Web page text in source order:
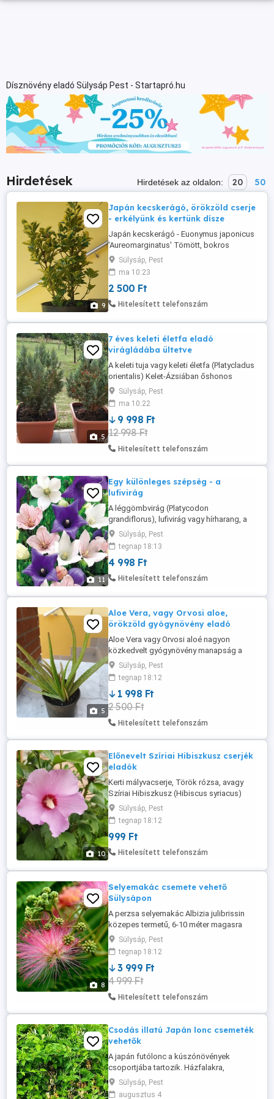
Dísznövény eladó Sülysáp Pest - Startapró.hu
Hirdetések Hirdetések az oldalon: 20 50
9
Japán kecskerágó, örökzöld cserje
- erkélyünk és kertünk dísze
Japán kecskerágó - Euonymus japonicus
'Aureomarginatus' Tömött, bokros
megjelenésű, felfelé törő, sűrű elágazású
örökzöld cserje, amelynek kifejlett
magassága kb. 1, 5 - 2 méter. 1. A
sárgászöld levelű fajta levelei fényesek,
széles-kerekdedek, szélük csipkézett. A
Sülysáp, Pest
ma 10:23
2 500 Ft
Hitelesített telefonszám
5
7 éves keleti életfa eladó
virágládába ültetve
A keleti tuja vagy keleti életfa (Platycladus
orientalis) Kelet-Ázsiában őshonos
nagyobb örökzöld cserje, vagy kis
termetű fa. Metszéssel jól alakítható ezért
sövénynek is kiváló. Max. magassága
termőhelytől függően 5-10 méter lehet.
Koronája szabályos ovális, ágrendszere
sűrű, idősebb korában nyitottabbá ...
Sülysáp, Pest
ma 10:22
9 998 Ft
12 998 Ft
Hitelesített telefonszám
11
Egy különleges szépség - a
lufivirág
A léggömbvirág (Platycodon
grandiflorus), lufivirág vagy hírharang, a
harangvirágfélék családba tartozó évelő
növény, amelynek jellegzetes bimbói úgy
néznek ki, mint a szétpukkanni készülő
lufik - innen ered a köznapi elnevezése: a
léggömbvirág. Vadon élő növényként
félszigeten ...
Sülysáp, Pest
tegnap 18:13
4 998 Ft
Hitelesített telefonszám
5
Aloe Vera, vagy Orvosi aloe,
örökzöld gyógynövény eladó
Aloe Vera vagy Orvosi aloé nagyon
közkedvelt gyógynövény manapság a
jótékony hatású nedveinek köszönhetően.
Számtalan kozmetikai termékben
felhasználják, mert hatásos a bőr
regenerálásában, gyógyításában, sőt
italok, juice-okban is megtalálható már.
Nagy előnye, hogy otthoni körülmények
között is könnyen ...
Sülysáp, Pest
tegnap 18:12
1 998 Ft
2 500 Ft
Hitelesített telefonszám
10
Előnevelt Szíriai Hibiszkusz cserjék
eladók
Kerti mályvacserje, Török rózsa, avagy
Szíriai Hibiszkusz (Hibiscus syriacus)
előnevelt cserjék eladók. A helyben nevelt
növények már 2 éves koruktól, júliustól
virágoznak, fehér, rózsaszín és lila színű
virágokkal, s ezek különböző
variációiban, ahogy a képeken látszik.
Sülysáp, Pest
tegnap 18:12
999 Ft
Hitelesített telefonszám
8
Selyemakác csemete vehető
Sülysápon
A perzsa selyemakác Albizia julibrissin
közepes termetű, 6-10 méter magasra
növő, különleges megjelenésű, ernyős
koronájú, lombhullató díszfa. Ázsiában,
Perzsiától Japánig nagy területen honos.
Különlegessége, hogy virágai vonzzák a
rovarokat, méheket és pillangókat, így
valóban élettel tölti meg ...
Sülysáp, Pest
tegnap 18:12
3 999 Ft
4 999 Ft
Hitelesített telefonszám
Csodás illatú Japán lonc csemeték
vehetők
A japán futólonc a kúszónövények
csoportjába tartozik. Házfalakra,
kerítésekre könnyedén felkúszik, azonban
ha nincs lehetősége felfelé nőni, akkor a
Sülysáp, Pest
augusztus 4